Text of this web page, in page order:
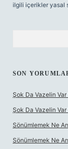
ilgili içerikler yasal
SON
Şok Da Vazelin Var
Şok Da Vazelin Var
Sönümlemek Ne
Sönümlemek Ne